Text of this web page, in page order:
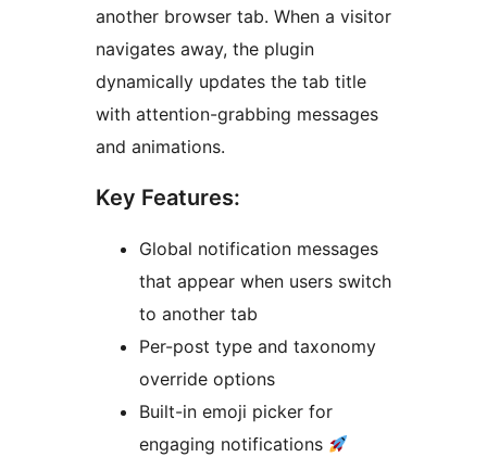
another browser tab. When a visitor
navigates away, the plugin
dynamically updates the tab title
with attention-grabbing messages
and animations.
Key Features:
Global notification messages
that appear when users switch
to another tab
Per-post type and taxonomy
override options
Built-in emoji picker for
engaging notifications